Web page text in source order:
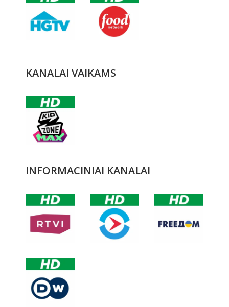
KANALAI VAIKAMS
INFORMACINIAI KANALAI